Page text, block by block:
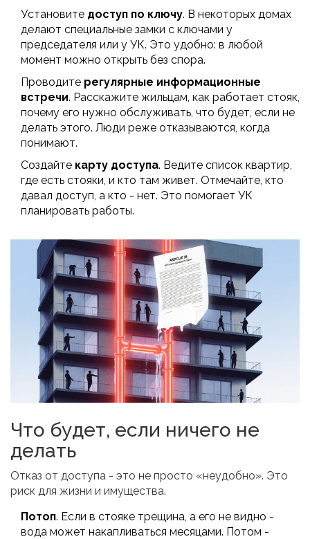
Установите доступ по ключу. В некоторых домах
делают специальные замки с ключами у
председателя или у УК. Это удобно: в любой
момент можно открыть без спора.
Проводите регулярные информационные
встречи. Расскажите жильцам, как работает стояк,
почему его нужно обслуживать, что будет, если не
делать этого. Люди реже отказываются, когда
понимают.
Создайте карту доступа. Ведите список квартир,
где есть стояки, и кто там живет. Отмечайте, кто
давал доступ, а кто - нет. Это помогает УК
планировать работы.
Что будет, если ничего не
делать
Отказ от доступа - это не просто «неудобно». Это
риск для жизни и имущества.
Потоп. Если в стояке трещина, а его не видно -
вода может накапливаться месяцами. Потом -